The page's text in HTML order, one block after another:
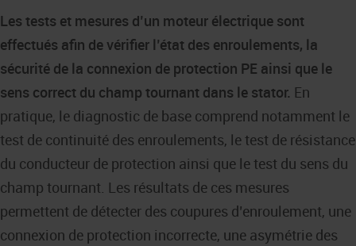
Les tests et mesures d’un moteur électrique sont
effectués afin de vérifier l’état des enroulements, la
sécurité de la connexion de protection PE ainsi que le
sens correct du champ tournant dans le stator. En
pratique, le diagnostic de base comprend notamment le
test de continuité des enroulements, le test de résistance
du conducteur de protection ainsi que le test du sens du
champ tournant. Les résultats de ces mesures
permettent de détecter des coupures d’enroulement, une
connexion de protection incorrecte, une asymétrie des